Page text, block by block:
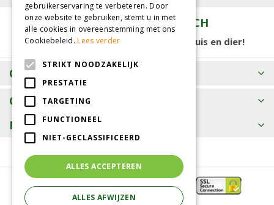
TUINCENTRUM KOLBACH
15.000 m2 winkelplezier voor tuin, huis en dier!
OPENINGSTIJDEN
CONTACT
MEER INFORMATIE
gebruikerservaring te verbeteren. Door
onze website te gebruiken, stemt u in met
alle cookies in overeenstemming met ons
Cookiebeleid.Lees verder
STRIKT NOODZAKELIJK
PRESTATIE
TARGETING
FUNCTIONEEL
NIET-GECLASSIFICEERD
ALLES ACCEPTEREN
ALLES AFWIJZEN